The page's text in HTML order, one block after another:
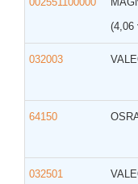
(4,06
032003
64150
032501